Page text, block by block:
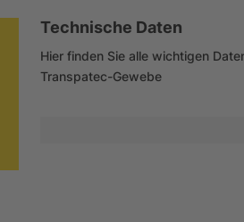
Technische Daten
Hier finden Sie alle wichtigen
Transpatec-Gewebe